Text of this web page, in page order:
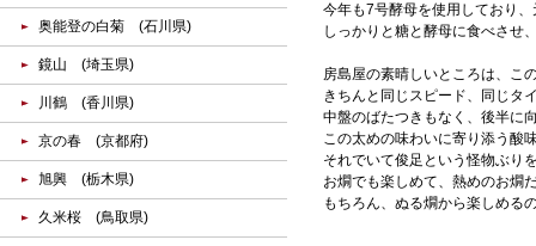
今年も7号酵母を使用しており
しっかりと糖と酵母に食べさせ
房島屋の素晴しいところは、こ
きちんと同じスピード、同じタ
中盤のばたつきもなく、後半に
この太めの味わいに寄り添う酸
それでいて俊足という怪物ぶり
お燗でも楽しめて、熱めのお燗
もちろん、ぬる燗から楽しめる
奥能登の白菊 (石川県)
鏡山 (埼玉県)
川鶴 (香川県)
京の春 (京都府)
旭興 (栃木県)
久米桜 (鳥取県)